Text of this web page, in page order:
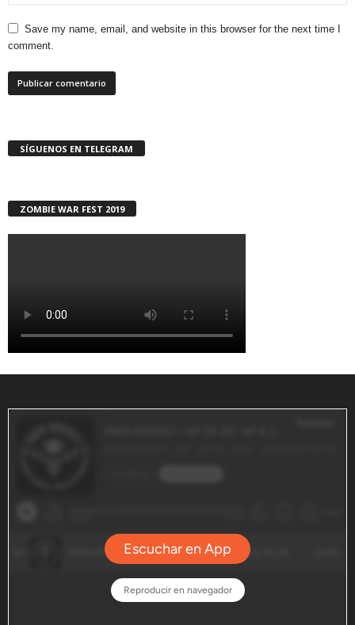
Save my name, email, and website in this browser for the next time I
comment.
SÍGUENOS EN TELEGRAM
ZOMBIE WAR FEST 2019